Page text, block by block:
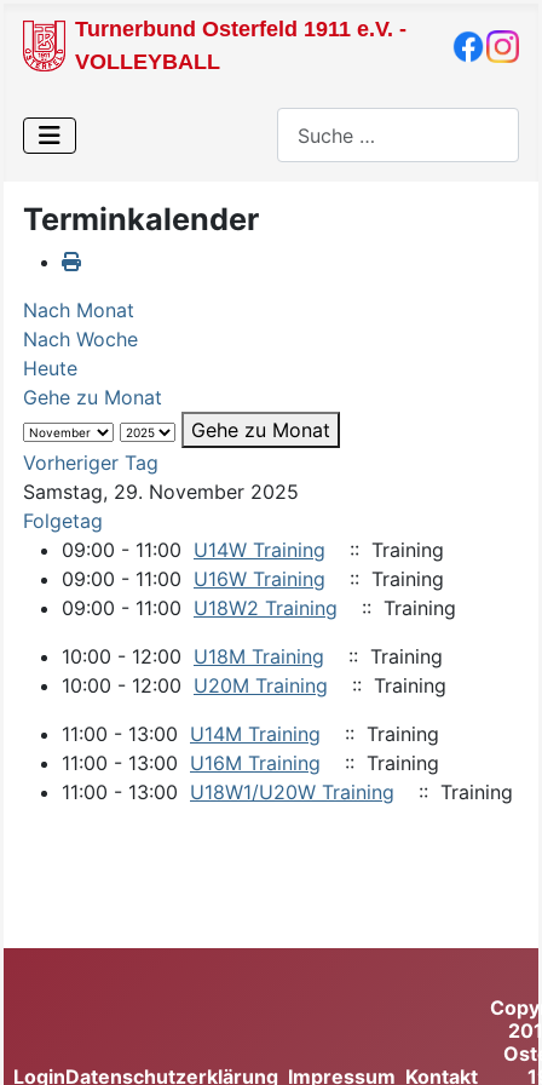
Turnerbund Osterfeld 1911 e.V. -
VOLLEYBALL
Terminkalender
Nach Monat
Nach Woche
Heute
Gehe zu Monat
Gehe zu Monat
Vorheriger Tag
Samstag, 29. November 2025
Folgetag
09:00 - 11:00 U14W Training
:: Training
09:00 - 11:00 U16W Training
:: Training
09:00 - 11:00 U18W2 Training
:: Training
10:00 - 12:00 U18M Training
:: Training
10:00 - 12:00 U20M Training
:: Training
11:00 - 13:00 U14M Training
:: Training
11:00 - 13:00 U16M Training
:: Training
11:00 - 13:00 U18W1/U20W Training :: Training
LoginDatenschutzerklärung Impressum Kontakt